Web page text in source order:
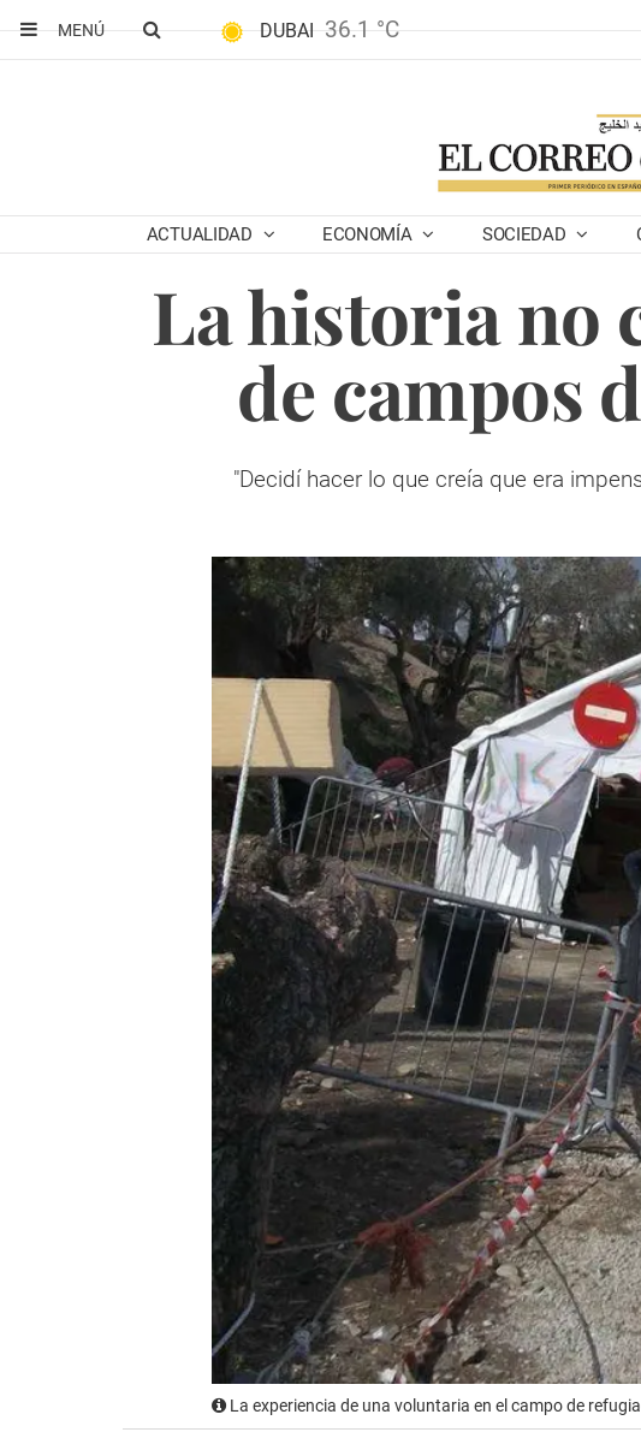
MENÚ
DUBAI 36.1 °C
ACTUALIDAD ECONOMÍA SOCIEDAD
La historia no
de campos
"Decidí hacer lo que creía que era
La experiencia de una voluntaria en el campo de